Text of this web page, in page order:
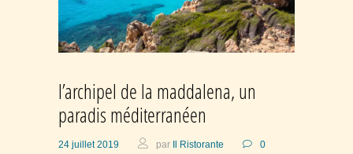
l’archipel de la maddalena, un
paradis méditerranéen
24 juillet 2019 par Il Ristorante
0